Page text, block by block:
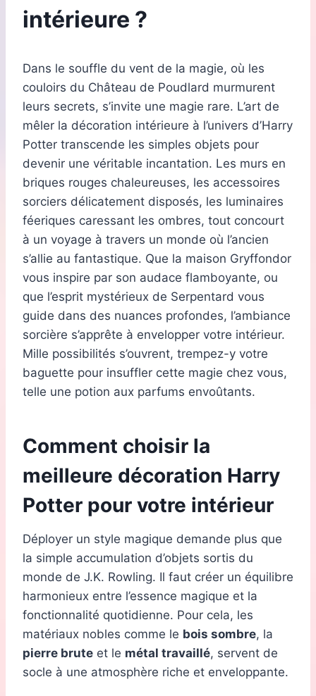
intérieure ?
Dans le souffle du vent de la magie, où les
couloirs du Château de Poudlard murmurent
leurs secrets, s’invite une magie rare. L’art de
mêler la décoration intérieure à l’univers d’Harry
Potter transcende les simples objets pour
devenir une véritable incantation. Les murs en
briques rouges chaleureuses, les accessoires
sorciers délicatement disposés, les luminaires
féeriques caressant les ombres, tout concourt
à un voyage à travers un monde où l’ancien
s’allie au fantastique. Que la maison Gryffondor
vous inspire par son audace flamboyante, ou
que l’esprit mystérieux de Serpentard vous
guide dans des nuances profondes, l’ambiance
sorcière s’apprête à envelopper votre intérieur.
Mille possibilités s’ouvrent, trempez-y votre
baguette pour insuffler cette magie chez vous,
telle une potion aux parfums envoûtants.
Comment choisir la
meilleure décoration Harry
Potter pour votre intérieur
Déployer un style magique demande plus que
la simple accumulation d’objets sortis du
monde de J.K. Rowling. Il faut créer un équilibre
harmonieux entre l’essence magique et la
fonctionnalité quotidienne. Pour cela, les
matériaux nobles comme le bois sombre, la
pierre brute et le métal travaillé, servent de
socle à une atmosphère riche et enveloppante.